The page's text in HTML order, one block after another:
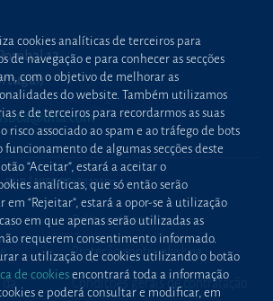
| NIPC PT980226511
Política de cookies
Proteção contraphishing
Condições gerais de contratação
cookies analíticas de terceiros para
de navegação e para conhecer as secções
com o objetivo de melhorar as
do website. Também utilizamos
e de terceiros para recordarmos as suas
risco associado ao spam e ao tráfego de bots
de algumas secções deste
“Aceitar”, estará a aceitar o
analíticas, que só então serão
em “Rejeitar”, estará a opor-se à utilização
em que apenas serão utilizadas as
requerem consentimento informado.
a utilização de cookies utilizando o botão
de cookies encontrará toda a informação
e poderá consultar e modificar, em